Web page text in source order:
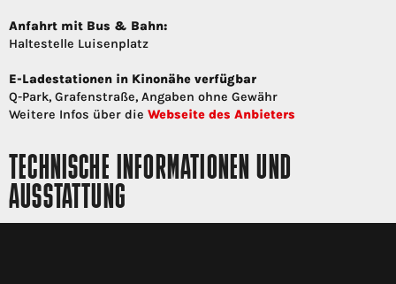
Anfahrt mit Bus & Bahn:
Haltestelle Luisenplatz
E-Ladestationen in Kinonähe verfügbar
Q-Park, Grafenstraße, Angaben ohne Gewähr
Weitere Infos über die Webseite des Anbieters
TECHNISCHE INFORMATIONEN UND
AUSSTATTUNG